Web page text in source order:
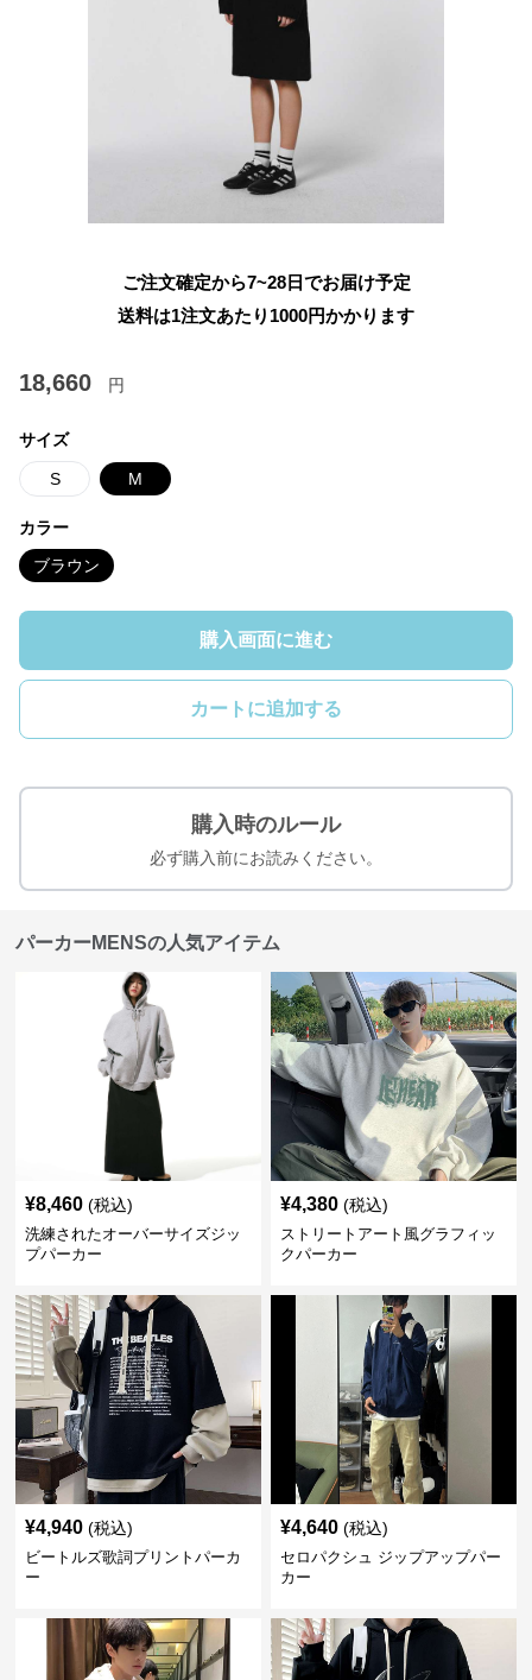
ご注文確定から7~28日でお届け予定
送料は1注文あたり 1000円かかります
18,660 円
サイズ
S M
カラー
ブラウン
購入画面に進む
カートに追加する
購入時のルール
必ず購入前にお読みください。
パーカーMENSの人気アイテム
¥8,460 (税込)
洗練されたオーバーサイズジッ
プパーカー
¥4,380 (税込)
ストリートアート風グラフィッ
クパーカー
¥4,940 (税込)
ビートルズ歌詞プリントパーカ
ー
¥4,640 (税込)
セロパクシュ ジップアップパー
カー